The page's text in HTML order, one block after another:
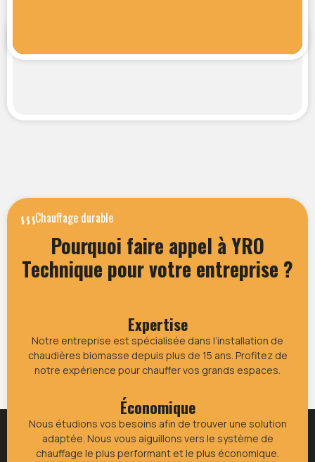
Chauffage durable
Pourquoi faire appel à YRO
Technique pour votre entreprise ?
Expertise
Notre entreprise est spécialisée dans l’installation de
chaudières biomasse depuis plus de 15 ans. Profitez de
notre expérience pour chauffer vos grands espaces.
Économique
Nous étudions vos besoins afin de trouver une solution
adaptée. Nous vous aiguillons vers le système de
chauffage le plus performant et le plus économique.